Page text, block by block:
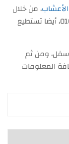
، من خلال
التواصل مع خدمة العملاء عبر الرقم 01092916022، أيضا تستطيع
ومن ثم
المعلومات